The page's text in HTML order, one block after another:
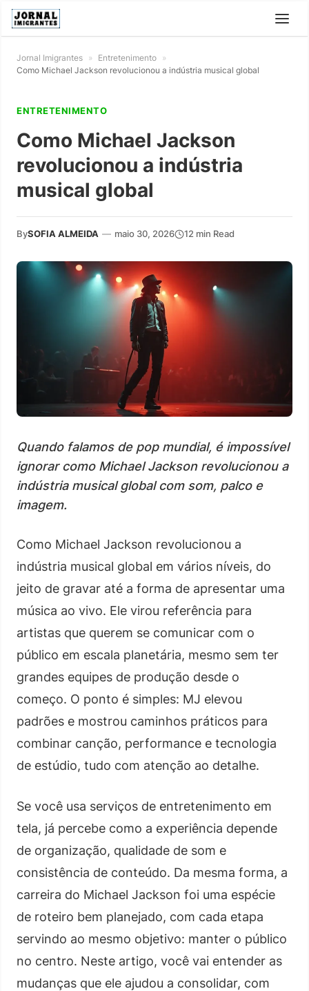
Jornal Imigrantes » Entretenimento »
Como Michael Jackson revolucionou a indústria musical global
ENTRETENIMENTO
Como Michael Jackson
revolucionou a indústria
musical global
BySOFIA ALMEIDA — maio 30, 2026 12 min Read
Quando falamos de pop mundial, é impossível
ignorar como Michael Jackson revolucionou a
indústria musical global com som, palco e
imagem.
Como Michael Jackson revolucionou a
indústria musical global em vários níveis, do
jeito de gravar até a forma de apresentar uma
música ao vivo. Ele virou referência para
artistas que querem se comunicar com o
público em escala planetária, mesmo sem ter
grandes equipes de produção desde o
começo. O ponto é simples: MJ elevou
padrões e mostrou caminhos práticos para
combinar canção, performance e tecnologia
de estúdio, tudo com atenção ao detalhe.
Se você usa serviços de entretenimento em
tela, já percebe como a experiência depende
de organização, qualidade de som e
consistência de conteúdo. Da mesma forma, a
carreira do Michael Jackson foi uma espécie
de roteiro bem planejado, com cada etapa
servindo ao mesmo objetivo: manter o público
no centro. Neste artigo, você vai entender as
mudanças que ele ajudou a consolidar, com